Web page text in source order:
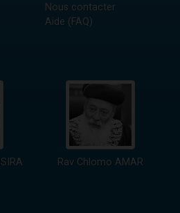
Nous contacter
Aide (FAQ)
Rav Chlomo AMAR